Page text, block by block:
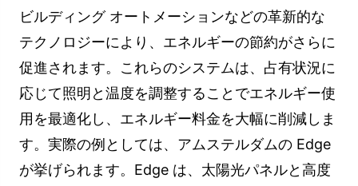
ビルディング オートメーションなどの革新的な
テクノロジーにより、エネルギーの節約がさらに
促進されます。これらのシステムは、占有状況に
応じて照明と温度を調整することでエネルギー使
用を最適化し、エネルギー料金を大幅に削減しま
す。実際の例としては、アムステルダムの Edge
が挙げられます。Edge は、太陽光パネルと高度